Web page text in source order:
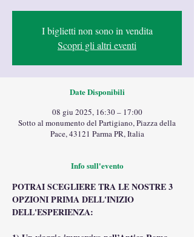
I biglietti non sono in vendita
Scopri gli altri eventi
Date Disponibili
08 giu 2025, 16:30 – 17:00
Sotto al monumento del Partigiano, Piazza della
Pace, 43121 Parma PR, Italia
Info sull'evento
POTRAI SCEGLIERE TRA LE NOSTRE 3
OPZIONI PRIMA DELL'INIZIO
DELL'ESPERIENZA: